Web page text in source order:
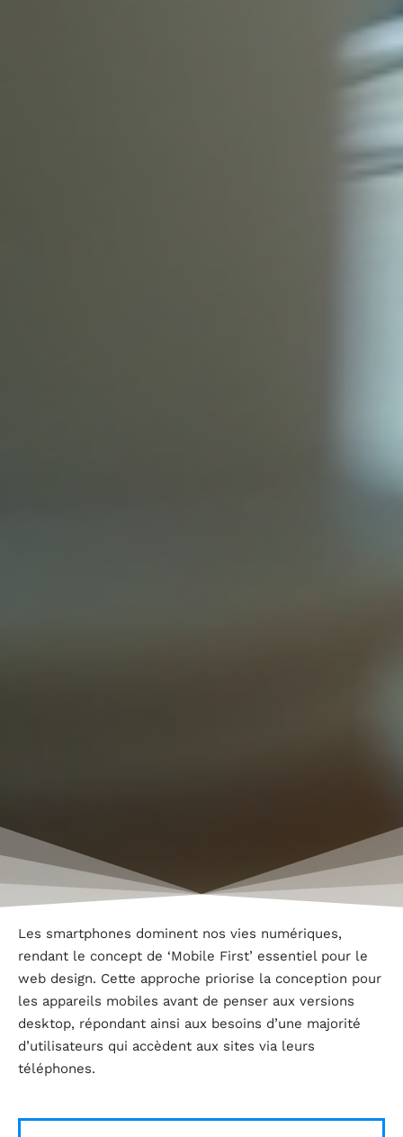
Les smartphones dominent nos vies numériques,
rendant le concept de ‘Mobile First’ essentiel pour le
web design. Cette approche priorise la conception pour
les appareils mobiles avant de penser aux versions
desktop, répondant ainsi aux besoins d’une majorité
d’utilisateurs qui accèdent aux sites via leurs
téléphones.